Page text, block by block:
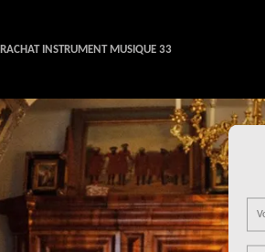
RACHAT INSTRUMENT MUSIQUE 33